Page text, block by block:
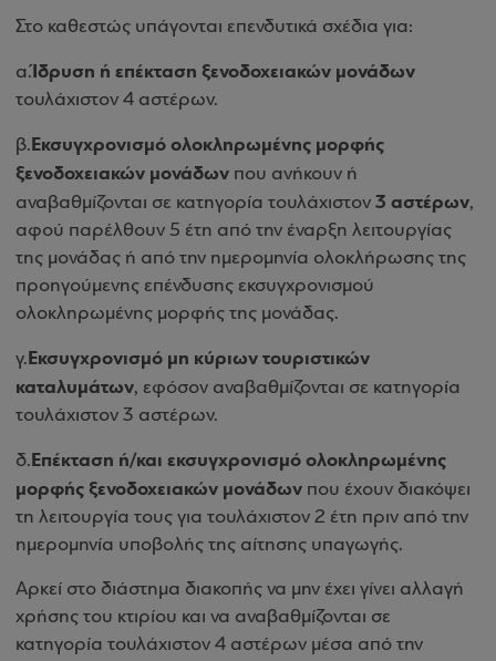
Στο καθεστώς υπάγονται επενδυτικά σχέδια για:
α.Ίδρυση ή επέκταση ξενοδοχειακών μονάδων
τουλάχιστον 4 αστέρων.
β.Εκσυγχρονισμό ολοκληρωμένης μορφής
ξενοδοχειακών μονάδων που ανήκουν ή
αναβαθμίζονται σε κατηγορία τουλάχιστον 3 αστέρων,
αφού παρέλθουν 5 έτη από την έναρξη λειτουργίας
της μονάδας ή από την ημερομηνία ολοκλήρωσης της
προηγούμενης επένδυσης εκσυγχρονισμού
ολοκληρωμένης μορφής της μονάδας.
γ.Εκσυγχρονισμό μη κύριων τουριστικών
καταλυμάτων, εφόσον αναβαθμίζονται σε κατηγορία
τουλάχιστον 3 αστέρων.
δ.Επέκταση ή/και εκσυγχρονισμό ολοκληρωμένης
μορφής ξενοδοχειακών μονάδων που έχουν διακόψει
τη λειτουργία τους για τουλάχιστον 2 έτη πριν από την
ημερομηνία υποβολής της αίτησης υπαγωγής.
Αρκεί στο διάστημα διακοπής να μην έχει γίνει αλλαγή
χρήσης του κτιρίου και να αναβαθμίζονται σε
κατηγορία τουλάχιστον 4 αστέρων μέσα από την